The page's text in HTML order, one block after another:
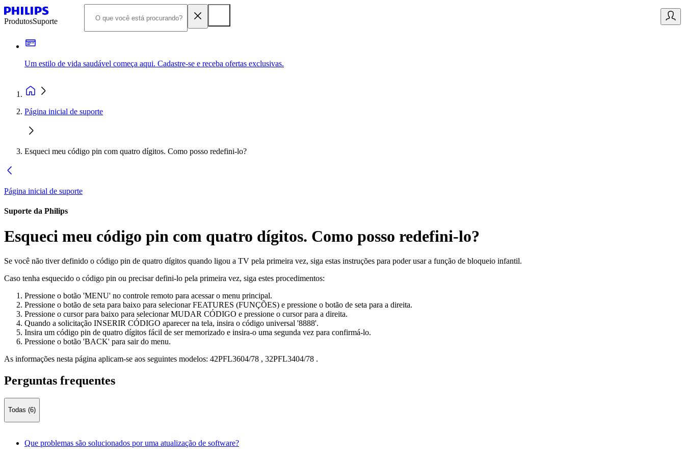
ProdutosSuporte
Um estilo de vida saudável começa aqui. Cadastre-se e receba ofertas exclusivas.
Página inicial de suporte
Esqueci meu código pin com quatro dígitos. Como posso redefini-lo?
Página inicial de suporte
Suporte da Philips
Esqueci meu código pin com quatro dígitos. Como posso redefini-lo?
Se você não tiver definido o código pin de quatro dígitos quando ligou a TV pela primeira vez, siga estas instruções para poder usar a função de bloqueio infantil.
Caso tenha esquecido o código pin ou precisar defini-lo pela primeira vez, siga estes procedimentos:
Pressione o botão 'MENU' no controle remoto para acessar o menu principal.
Pressione o botão de seta para baixo para selecionar FEATURES (FUNÇÕES) e pressione o botão de seta para a direita.
Pressione o cursor para baixo para selecionar MUDAR CÓDIGO e pressione o cursor para a direita.
Quando a solicitação INSERIR CÓDIGO aparecer na tela, insira o código universal '8888'.
Insira um código pin de quatro dígitos fácil de ser memorizado e insira-o uma segunda vez para confirmá-lo.
Pressione o botão 'BACK' para sair do menu.
As informações nesta página aplicam-se aos seguintes modelos: 42PFL3604/78 , 32PFL3404/78 .
Perguntas frequentes
Todas (6)
Que problemas são solucionados por uma atualização de software?